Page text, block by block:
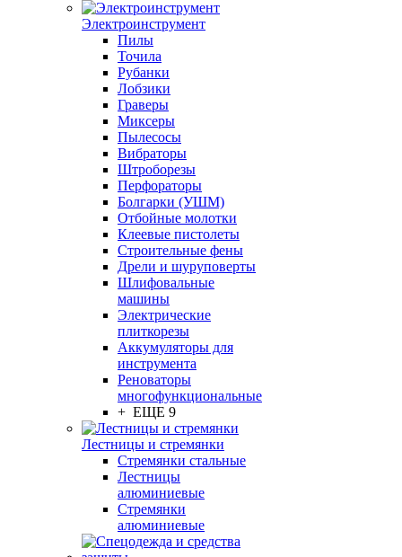
Электроинструмент
Пилы
Точила
Рубанки
Лобзики
Граверы
Миксеры
Пылесосы
Вибраторы
Штроборезы
Перфораторы
Болгарки (УШМ)
Отбойные молотки
Клеевые пистолеты
Строительные фены
Дрели и шуруповерты
Шлифовальные
машины
Электрические
плиткорезы
Аккумуляторы для
инструмента
Реноваторы
многофункциональные
+ ЕЩЕ 9
Лестницы и стремянки
Стремянки стальные
Лестницы
алюминиевые
Стремянки
алюминиевые